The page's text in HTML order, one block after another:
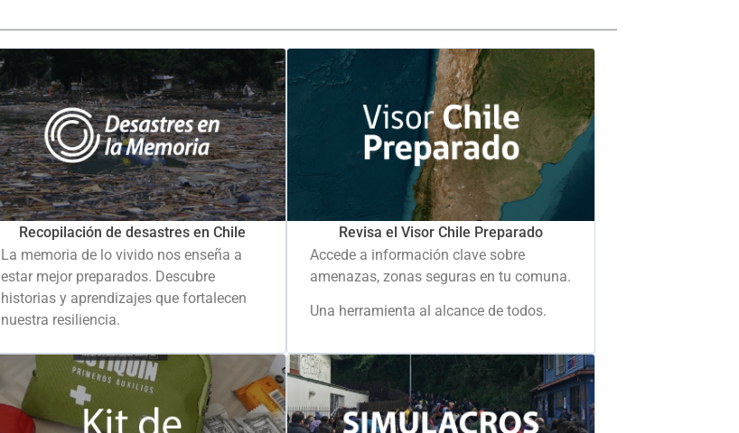
Recopilación de desastres en Chile
La memoria de lo vivido nos enseña a
estar mejor preparados. Descubre
historias y aprendizajes que fortalecen
nuestra resiliencia.
Revisa el Visor Chile Preparado
Accede a información clave sobre
amenazas, zonas seguras en tu comuna.
Una herramienta al alcance de todos.